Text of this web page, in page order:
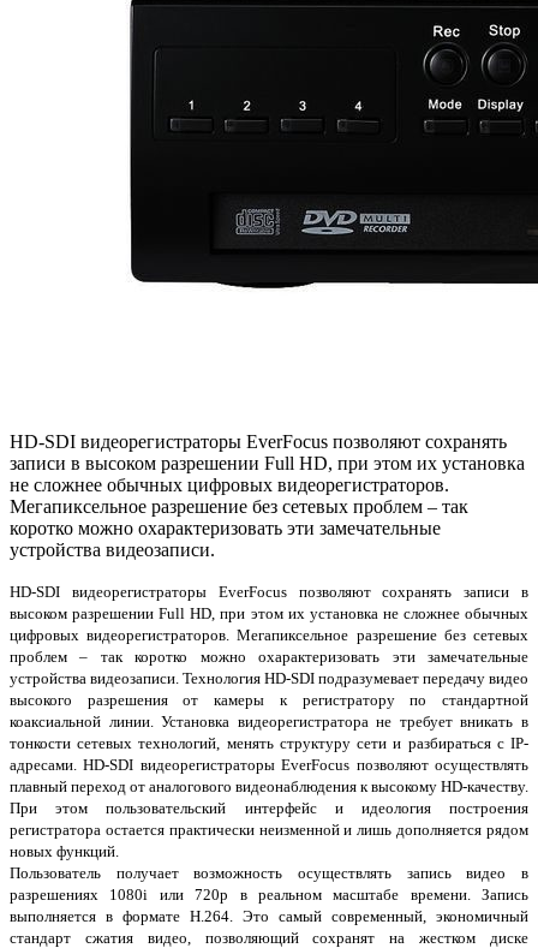
HD-SDI видеорегистраторы EverFocus позволяют сохранять
записи в высоком разрешении Full HD, при этом их установка
не сложнее обычных цифровых видеорегистраторов.
Мегапиксельное разрешение без сетевых проблем – так
коротко можно охарактеризовать эти замечательные
устройства видеозаписи.
HD-SDI видеорегистраторы EverFocus позволяют сохранять записи в
высоком разрешении Full HD, при этом их установка не сложнее обычных
цифровых видеорегистраторов. Мегапиксельное разрешение без сетевых
проблем – так коротко можно охарактеризовать эти замечательные
устройства видеозаписи. Технология HD-SDI подразумевает передачу видео
высокого разрешения от камеры к регистратору по стандартной
коаксиальной линии. Установка видеорегистратора не требует вникать в
тонкости сетевых технологий, менять структуру сети и разбираться с IP-
адресами. HD-SDI видеорегистраторы EverFocus позволяют осуществлять
плавный переход от аналогового видеонаблюдения к высокому HD-качеству.
При этом пользовательский интерфейс и идеология построения
регистратора остается практически неизменной и лишь дополняется рядом
новых функций.
Пользователь получает возможность осуществлять запись видео в
разрешениях 1080i или 720p в реальном масштабе времени. Запись
выполняется в формате H.264. Это самый современный, экономичный
стандарт сжатия видео, позволяющий сохранят на жестком диске